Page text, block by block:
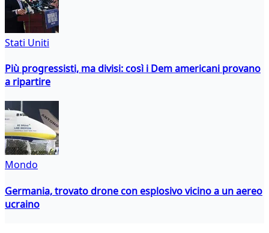
Stati Uniti
Più progressisti, ma divisi: così i Dem americani provano
a ripartire
Mondo
Germania, trovato drone con esplosivo vicino a un aereo
ucraino